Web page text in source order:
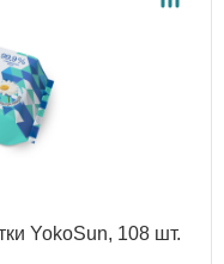
YokoSun, 108 шт.